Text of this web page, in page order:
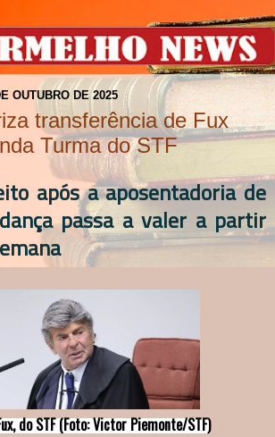
OUTUBRO DE 2025
transferência de Fux
Turma do STF
após a aposentadoria de
passa a valer a partir
STF (Foto: Victor Piemonte/STF)